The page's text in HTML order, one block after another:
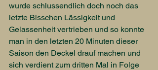
wurde schlussendlich doch noch das
letzte Bisschen Lässigkeit und
Gelassenheit vertrieben und so konnte
man in den letzten 20 Minuten dieser
Saison den Deckel drauf machen und
sich verdient zum dritten Mal in Folge